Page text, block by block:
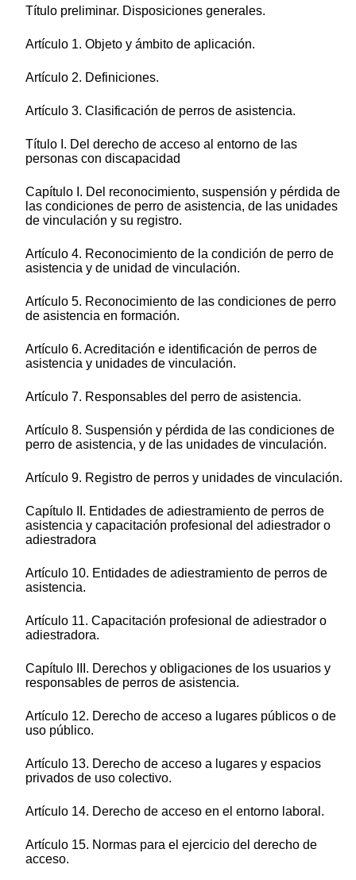
Título preliminar. Disposiciones generales.
Artículo 1. Objeto y ámbito de aplicación.
Artículo 2. Definiciones.
Artículo 3. Clasificación de perros de asistencia.
Título I. Del derecho de acceso al entorno de las
personas con discapacidad
Capítulo I. Del reconocimiento, suspensión y pérdida de
las condiciones de perro de asistencia, de las unidades
de vinculación y su registro.
Artículo 4. Reconocimiento de la condición de perro de
asistencia y de unidad de vinculación.
Artículo 5. Reconocimiento de las condiciones de perro
de asistencia en formación.
Artículo 6. Acreditación e identificación de perros de
asistencia y unidades de vinculación.
Artículo 7. Responsables del perro de asistencia.
Artículo 8. Suspensión y pérdida de las condiciones de
perro de asistencia, y de las unidades de vinculación.
Artículo 9. Registro de perros y unidades de vinculación.
Capítulo II. Entidades de adiestramiento de perros de
asistencia y capacitación profesional del adiestrador o
adiestradora
Artículo 10. Entidades de adiestramiento de perros de
asistencia.
Artículo 11. Capacitación profesional de adiestrador o
adiestradora.
Capítulo III. Derechos y obligaciones de los usuarios y
responsables de perros de asistencia.
Artículo 12. Derecho de acceso a lugares públicos o de
uso público.
Artículo 13. Derecho de acceso a lugares y espacios
privados de uso colectivo.
Artículo 14. Derecho de acceso en el entorno laboral.
Artículo 15. Normas para el ejercicio del derecho de
acceso.